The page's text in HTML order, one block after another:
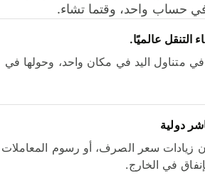
حساب واحد، وقتما تشاء.
عالميًا.
متناول اليد في مكان واحد، وحولها في
دولية
زيادات سعر الصرف، أو رسوم المعاملات
في الخارج.